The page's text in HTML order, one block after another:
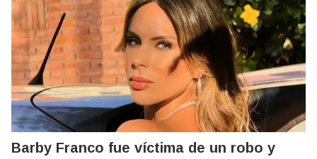
Barby Franco fue víctima de un robo y